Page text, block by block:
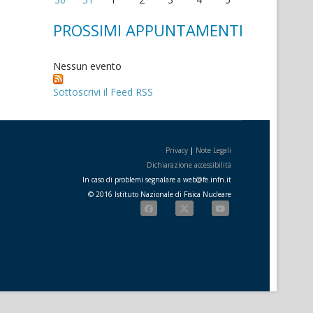
PROSSIMI APPUNTAMENTI
Nessun evento
Sottoscrivi il Feed RSS
Privacy | Note Legali
Dichiarazione accessibilità
In caso di problemi segnalare a web@fe.infn.it
© 2016 Istituto Nazionale di Fisica Nucleare